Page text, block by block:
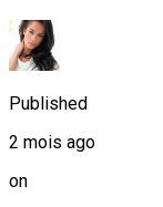
Published
2 mois ago
on